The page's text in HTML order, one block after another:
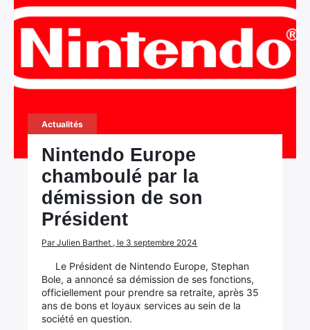
Actualités
Nintendo Europe
chamboulé par la
démission de son
Président
Par Julien Barthet , le 3 septembre 2024
Le Président de Nintendo Europe, Stephan
Bole, a annoncé sa démission de ses fonctions,
officiellement pour prendre sa retraite, après 35
ans de bons et loyaux services au sein de la
société en question.
: